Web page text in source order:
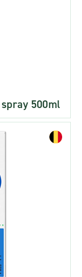
500ml